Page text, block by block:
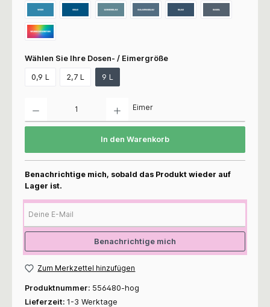
Wählen Sie Ihre Dosen- / Eimergröße
0,9 L 2,7 L 9 L
Eimer
In den Warenkorb
Benachrichtige mich, sobald das Produkt wieder auf
Lager ist.
Benachrichtige mich
Zum Merkzettel hinzufügen
Produktnummer: 556480-hog
Lieferzeit: 1-3 Werktage